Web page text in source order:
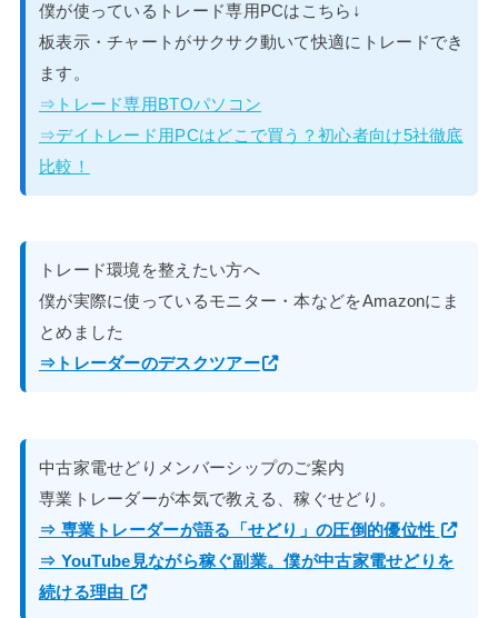
僕が使っているトレード専用PCはこちら↓
板表示・チャートがサクサク動いて快適にトレードでき
ます。
⇒トレード専用BTOパソコン
⇒デイトレード用PCはどこで買う？初心者向け5社徹底
比較！
トレード環境を整えたい方へ
僕が実際に使っているモニター・本などをAmazonにま
とめました
⇒トレーダーのデスクツアー
中古家電せどりメンバーシップのご案内
専業トレーダーが本気で教える、稼ぐせどり。
⇒ 専業トレーダーが語る「せどり」の圧倒的優位性
⇒ YouTube見ながら稼ぐ副業。僕が中古家電せどりを
続ける理由